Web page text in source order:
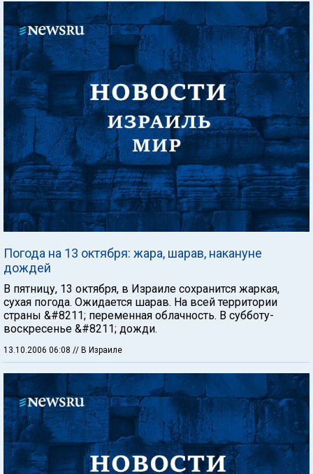
Погода на 13 октября: жара, шарав, накануне
дождей
В пятницу, 13 октября, в Израиле сохранится жаркая,
сухая погода. Ожидается шарав. На всей территории
страны &#8211; переменная облачность. В субботу-
воскресенье &#8211; дожди.
13.10.2006 06:08 // В Израиле